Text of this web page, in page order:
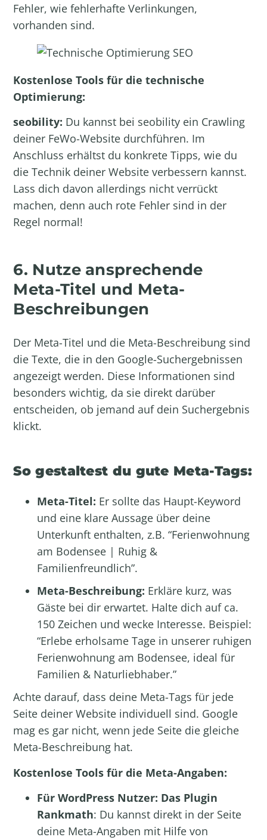
Fehler, wie fehlerhafte Verlinkungen,
vorhanden sind.
Kostenlose Tools für die technische
Optimierung:
seobility: Du kannst bei seobility ein Crawling
deiner FeWo-Website durchführen. Im
Anschluss erhältst du konkrete Tipps, wie du
die Technik deiner Website verbessern kannst.
Lass dich davon allerdings nicht verrückt
machen, denn auch rote Fehler sind in der
Regel normal!
6. Nutze ansprechende
Meta-Titel und Meta-
Beschreibungen
Der Meta-Titel und die Meta-Beschreibung sind
die Texte, die in den Google-Suchergebnissen
angezeigt werden. Diese Informationen sind
besonders wichtig, da sie direkt darüber
entscheiden, ob jemand auf dein Suchergebnis
klickt.
So gestaltest du gute Meta-Tags:
Meta-Titel: Er sollte das Haupt-Keyword
und eine klare Aussage über deine
Unterkunft enthalten, z.B. “Ferienwohnung
am Bodensee | Ruhig &
Familienfreundlich”.
Meta-Beschreibung: Erkläre kurz, was
Gäste bei dir erwartet. Halte dich auf ca.
150 Zeichen und wecke Interesse. Beispiel:
“Erlebe erholsame Tage in unserer ruhigen
Ferienwohnung am Bodensee, ideal für
Familien & Naturliebhaber.”
Achte darauf, dass deine Meta-Tags für jede
Seite deiner Website individuell sind. Google
mag es gar nicht, wenn jede Seite die gleiche
Meta-Beschreibung hat.
Kostenlose Tools für die Meta-Angaben:
Für WordPress Nutzer: Das Plugin
Rankmath: Du kannst direkt in der Seite
deine Meta-Angaben mit Hilfe von